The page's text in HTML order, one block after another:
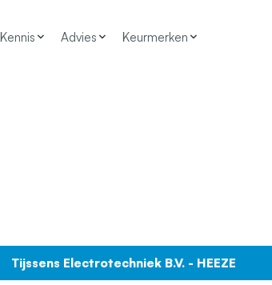
Kennis Advies Keurmerken
Tijssens Electrotechniek B.V. - HEEZE